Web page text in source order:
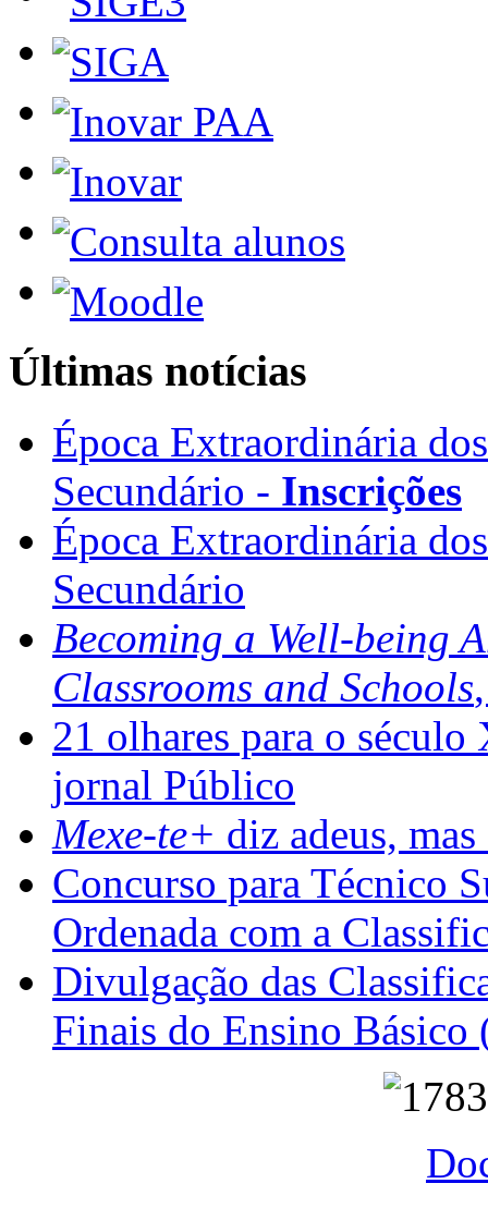
Últimas notícias
Época Extraordinária
Secundário - Inscrições
Época Extraordinária
Secundário
Becoming a Well-being
Classrooms and Schools
21 olhares para o
jornal Público
Mexe-te+ diz adeus,
Concurso para Técnico
Ordenada com a
Divulgação das
Finais do Ensino Básico